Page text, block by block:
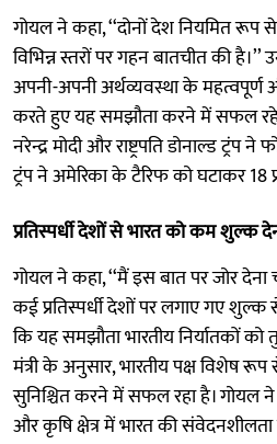
गोयल ने कहा, ‘‘दोनों देश नियमित रूप
विभिन्न स्तरों पर गहन बातचीत की
अपनी-अपनी अर्थव्यवस्था के महत्वपूर्ण
करते हुए यह समझौता करने में सफल रहे हैं।
नरेन्द्र मोदी और राष्ट्रपति डोनाल्ड
ट्रंप ने अमेरिका के टैरिफ को घटाकर 18
प्रतिस्पर्धी देशों से भारत को कम शुल्क
गोयल ने कहा, ‘‘मैं इस बात पर जोर देना
कई प्रतिस्पर्धी देशों पर लगाए गए
कि यह समझौता भारतीय निर्यातकों को
मंत्री के अनुसार, भारतीय पक्ष विशेष रूप
सुनिश्चित करने में सफल रहा है। गोयल ने
और कृषि क्षेत्र में भारत की संवेदनशीलता